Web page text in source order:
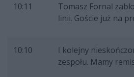
10:11
Tomasz Fornal
linii. Goście już na
10:10
I kolejny
zespołu. Mamy